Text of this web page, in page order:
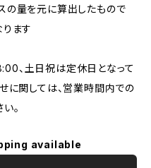
の量を元に算出したもので
ます
、土日祝は定休日となって
に関しては、営業時間内での
。
available